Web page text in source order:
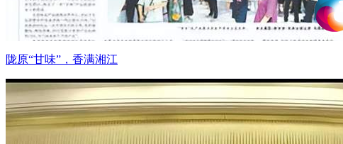
陇原“甘味”，香满湘江